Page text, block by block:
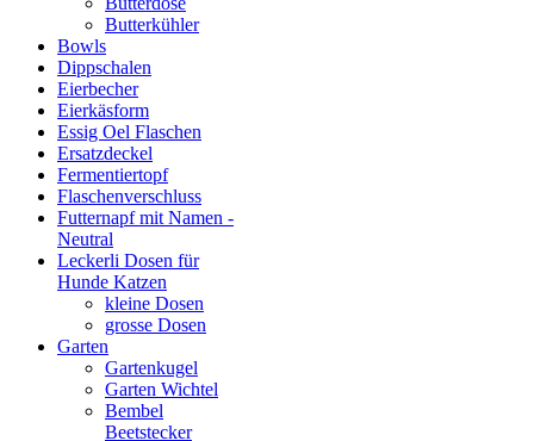
Butterkühler
Bowls
Dippschalen
Eierbecher
Eierkäsform
Essig Oel Flaschen
Ersatzdeckel
Fermentiertopf
Flaschenverschluss
Futternapf mit Namen -
Neutral
Leckerli Dosen für
Hunde Katzen
kleine Dosen
grosse Dosen
Garten
Gartenkugel
Garten Wichtel
Bembel
Beetstecker